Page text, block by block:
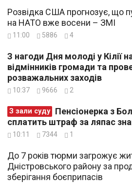
Розвідка США прогнозує, що
на НАТО вже восени – ЗМІ
11:00 5886 4
З нагоди Дня молоді у Кілії
відмінників громади та
розважальних заходів
10:37 9666 2
З зали суду
сплатить штраф за ляпас
10:11 7344 1
До 7 років тюрми загрожує
Дністровського району за
зберігання боєприпасів